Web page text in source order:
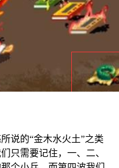
说的“金木水火土”之类
只需要记住，一、二、